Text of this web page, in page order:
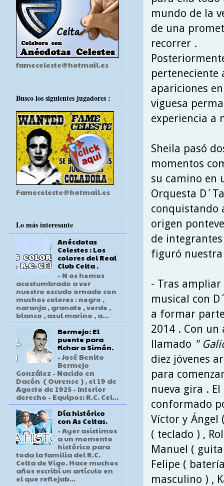
mundo de la
de una
recorrer .
perteneciente
apariciones
viguesa
experiencia a
Sheila pasó
momentos
su camino en
Orquesta
conquistando
origen
de
figuró
- Tras ampliar
musical con
a formar
2014 . Con
llamado "
diez jóvenes
para
nueva gira .
conformado
Víctor y Ángel
( teclado ) ,
Manuel (
Felipe (
masculino ) ,
fameceleste@hotmail.es
Busco los siguientes jugadores :
Fameceleste@hotmail.es
Lo más interesante
Anécdotas
Celestes : Los
colores del Real
Club Celta .
- N os hemos
acostumbrado a ver
nuestro escudo ornado con
muchos colores : negro ,
naranja , granate , verde ,
blanco , azul marino , a...
Bermejo: El
puente para
fichar a Simón.
- José Benito
Bermejo
González - Nacido en
Dacón ( Ourense ) , el 19 de
Agosto de 1925 - Interior
derecho - Equipos: R.C. Cel...
Día histórico
con As Celtas.
- Ayer asistimos
a un momento
histórico para
toda la familia del R.C.
Celta de Vigo. Hace muchos
años escribí un artículo en
el que reflejab...